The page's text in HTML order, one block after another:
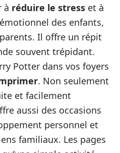
à réduire le stress et à
des enfants,
Il offre un répit
souvent trépidant.
Potter dans vos foyers
. Non seulement
et facilement
aussi des occasions
personnel et
familiaux. Les pages